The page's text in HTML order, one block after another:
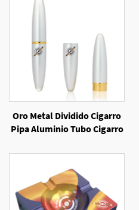
Oro Metal Dividido Cigarro
Pipa Aluminio Tubo Cigarro